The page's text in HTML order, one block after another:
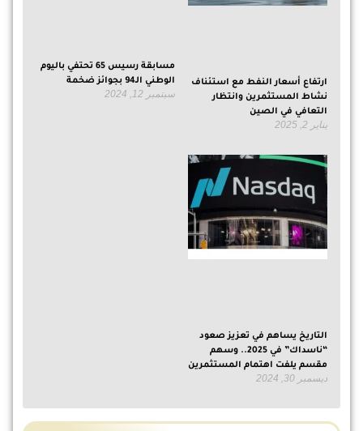
ارتفاع أسعار النفط مع استئناف
نشاط المستثمرين وانتظار
التعافي في الصين
يناير 2, 2025
مسابقة رسيس 65 تحتفي باليوم
الوطني الـ94 بجوائز ضخمة
سبتمبر 12, 2024
التاريخ يساهم في تعزيز صعود
“ناسداك” في 2025.. وسهم
مقسم يلفت اهتمام المستثمرين
ديسمبر 30, 2024